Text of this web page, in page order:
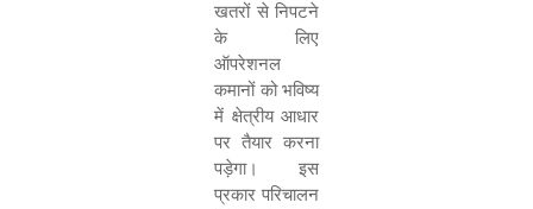
खतरों से निपटने
के लिए
ऑपरेशनल
कमानों को भविष्य
में क्षेत्रीय आधार
पर तैयार करना
पड़ेगा। इस
प्रकार परिचालन